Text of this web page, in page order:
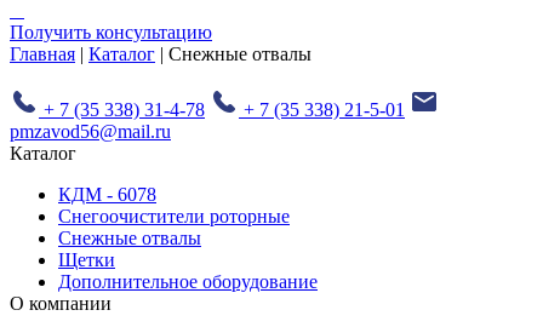
Получить консультацию
Главная | Каталог | Снежные отвалы
+ 7 (35 338) 31-4-78
+ 7 (35 338) 21-5-01
pmzavod56@mail.ru
Каталог
КДМ - 6078
Снегоочистители роторные
Снежные отвалы
Щетки
Дополнительное оборудование
О компании